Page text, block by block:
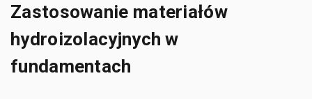
Zastosowanie materiałów
hydroizolacyjnych w
fundamentach